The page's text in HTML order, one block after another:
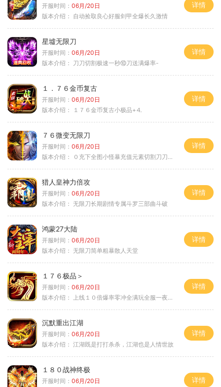
开服时间： 06月/20日
版本介绍： 自动捡取良心好服剑甲全爆长久激情
详情
星墟无限刀
开服时间： 06月/20日
版本介绍： 刀刀切割极速一秒⑩刀送满爆率-
详情
１．７６金币复古
开服时间： 06月/20日
版本介绍：
１７６金币复古小极品+⒋
详情
７６微变无限刀
开服时间： 06月/20日
版本介绍：
０充下全图小怪暴充值元素切割刀刀极品
详情
猎人皇神力倍攻
开服时间： 06月/20日
版本介绍： 无限刀长期剧情专属斗罗三部曲斗破
详情
鸿蒙27大陆
开服时间： 06月/20日
版本介绍： 无限刀简单粗暴散人天堂
详情
１７６极品＞
开服时间： 06月/20日
版本介绍：
上线１０倍爆率零冲全满玩全服一夜终极
详情
沉默重出江湖
开服时间： 06月/20日
版本介绍： 江湖既是打打杀杀，江湖也是人情世故
详情
１８０战神终极
开服时间： 06月/20日
详情